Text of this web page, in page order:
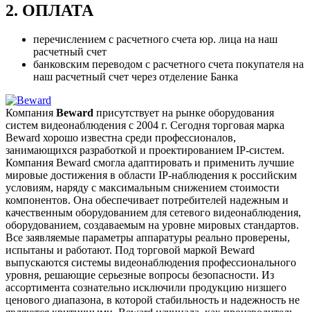
2. ОПЛАТА
перечислением с расчетного счета юр. лица на наш
расчетный счет
банковским переводом с расчетного счета покупателя на
наш расчетный счет через отделение Банка
Компания Beward присутствует на рынке оборудования
систем видеонаблюдения с 2004 г. Сегодня торговая марка
Beward хорошо известна среди профессионалов,
занимающихся разработкой и проектированием IP-систем.
Компания Beward смогла адаптировать и применить лучшие
мировые достижения в области IP-наблюдения к российским
условиям, наряду с максимальным снижением стоимости
компонентов. Она обеспечивает потребителей надежным и
качественным оборудованием для сетевого видеонаблюдения,
оборудованием, создаваемым на уровне мировых стандартов.
Все заявляемые параметры аппаратуры реально проверены,
испытаны и работают. Под торговой маркой Beward
выпускаются системы видеонаблюдения профессионального
уровня, решающие серьезные вопросы безопасности. Из
ассортимента сознательно исключили продукцию низшего
ценового диапазона, в которой стабильность и надежность не